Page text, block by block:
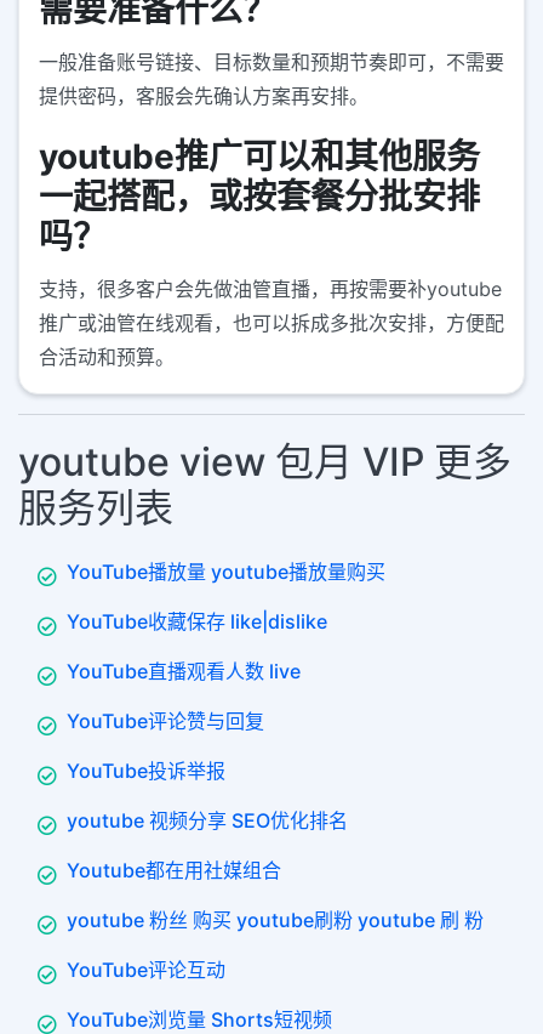
需要准备什么？
一般准备账号链接、目标数量和预期节奏即可，不需要
提供密码，客服会先确认方案再安排。
youtube推广可以和其他服务
一起搭配，或按套餐分批安排
吗？
支持，很多客户会先做油管直播，再按需要补youtube
推广或油管在线观看，也可以拆成多批次安排，方便配
合活动和预算。
youtube view 包月 VIP 更多
服务列表
YouTube播放量 youtube播放量购买
YouTube收藏保存 like|dislike
YouTube直播观看人数 live
YouTube评论赞与回复
YouTube投诉举报
youtube 视频分享 SEO优化排名
Youtube都在用社媒组合
youtube 粉丝 购买 youtube刷粉 youtube 刷 粉
YouTube评论互动
YouTube浏览量 Shorts短视频